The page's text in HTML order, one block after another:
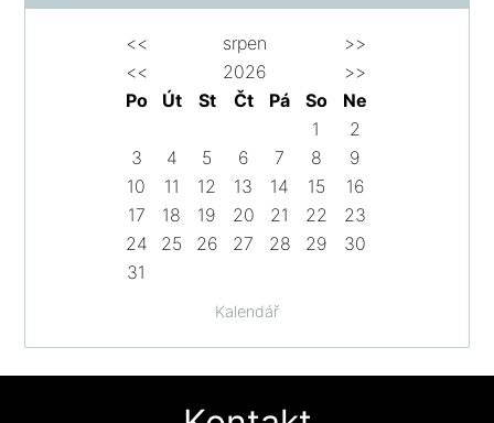
Kalendář
<< srpen
>>
<<
2026
>>
Po
Út St Čt Pá So
Ne
1
2
3
4 5 6 7 8
9
10
11 12 13 14 15
16
17
18 19 20 21 22
23
24
25 26 27 28 29
30
31